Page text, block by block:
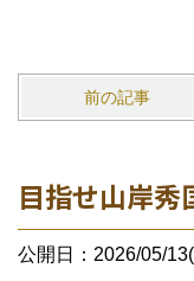
前の記事
目指せ山岸秀
公開日：2026/05/